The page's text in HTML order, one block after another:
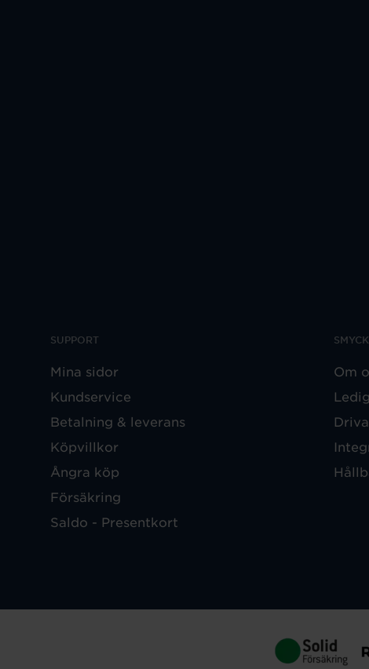
SUPPORT
Mina sidor
Kundservice
Betalning & leverans
Köpvillkor
Ångra köp
Försäkring
Saldo - Presentkort
Om